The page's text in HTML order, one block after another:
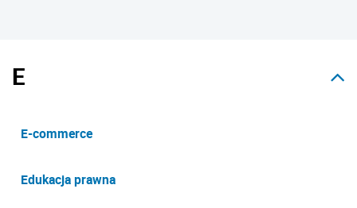
E
E-commerce
Edukacja prawna